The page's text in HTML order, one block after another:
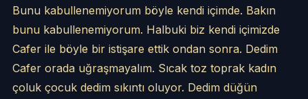
Bunu kabullenemiyorum böyle kendi içimde. Bakın
bunu kabullenemiyorum. Halbuki biz kendi içimizde
Cafer ile böyle bir istişare ettik ondan sonra. Dedim
Cafer orada uğraşmayalım. Sıcak toz toprak kadın
çoluk çocuk dedim sıkıntı oluyor. Dedim düğün